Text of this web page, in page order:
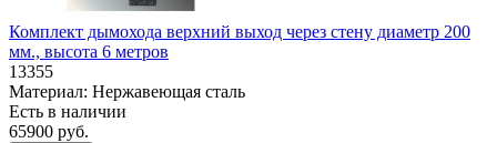
Комплект дымохода верхний выход через стену диаметр 200
мм., высота 6 метров
13355
Материал: Нержавеющая сталь
Есть в наличии
65900 руб.